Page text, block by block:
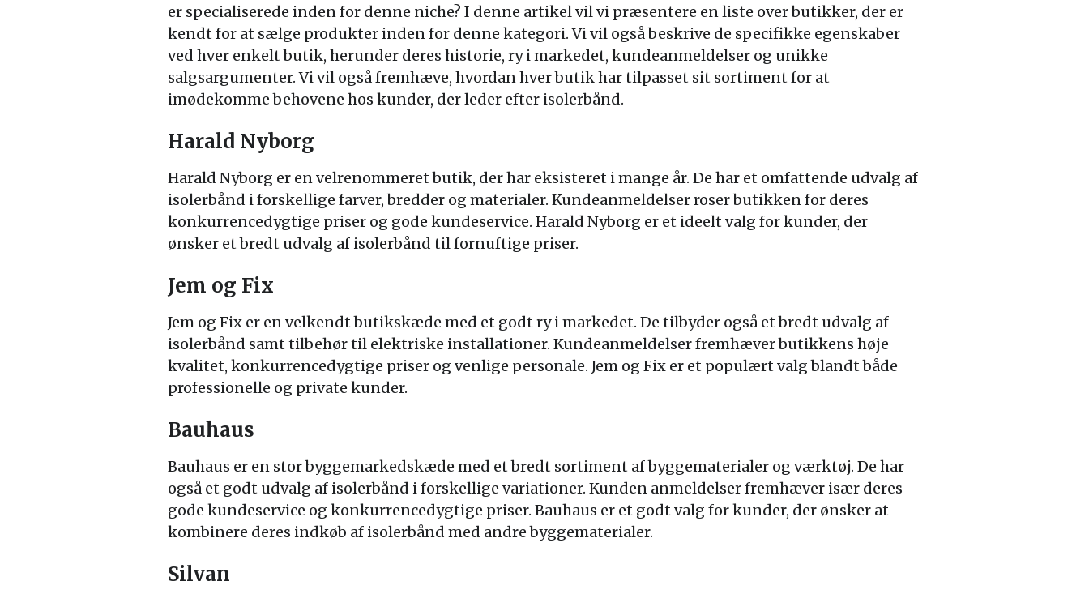
er specialiserede inden for denne niche? I denne artikel vil vi præsentere en liste over butikker, der er
kendt for at sælge produkter inden for denne kategori. Vi vil også beskrive de specifikke egenskaber
ved hver enkelt butik, herunder deres historie, ry i markedet, kundeanmeldelser og unikke
salgsargumenter. Vi vil også fremhæve, hvordan hver butik har tilpasset sit sortiment for at
imødekomme behovene hos kunder, der leder efter isolerbånd.
Harald Nyborg
Harald Nyborg er en velrenommeret butik, der har eksisteret i mange år. De har et omfattende udvalg af
isolerbånd i forskellige farver, bredder og materialer. Kundeanmeldelser roser butikken for deres
konkurrencedygtige priser og gode kundeservice. Harald Nyborg er et ideelt valg for kunder, der
ønsker et bredt udvalg af isolerbånd til fornuftige priser.
Jem og Fix
Jem og Fix er en velkendt butikskæde med et godt ry i markedet. De tilbyder også et bredt udvalg af
isolerbånd samt tilbehør til elektriske installationer. Kundeanmeldelser fremhæver butikkens høje
kvalitet, konkurrencedygtige priser og venlige personale. Jem og Fix er et populært valg blandt både
professionelle og private kunder.
Bauhaus
Bauhaus er en stor byggemarkedskæde med et bredt sortiment af byggematerialer og værktøj. De har
også et godt udvalg af isolerbånd i forskellige variationer. Kunden anmeldelser fremhæver især deres
gode kundeservice og konkurrencedygtige priser. Bauhaus er et godt valg for kunder, der ønsker at
kombinere deres indkøb af isolerbånd med andre byggematerialer.
Silvan